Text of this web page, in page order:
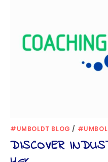
#UMBOLDT BLOG /
DISCOVER